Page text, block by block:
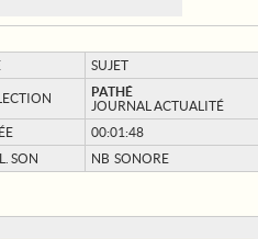
SUJET
PATHÉ
JOURNAL ACTUALITÉ
00:01:48
SON
NB SONORE